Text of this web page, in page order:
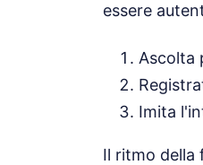
essere
Ascolta
Imita
Il ritmo della